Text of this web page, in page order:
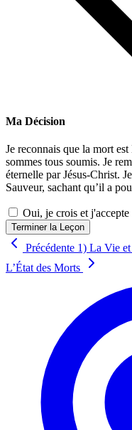
Ma Décision
Je reconnais que la mort
sommes tous soumis. Je
éternelle par Jésus-Christ.
Sauveur, sachant qu’il a
Oui, je crois et j'accepte
Terminer la Leçon
Précédente 1) La Vie
L’État des Morts